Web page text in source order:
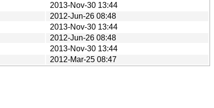
2013-Nov-30 13:44
2012-Jun-26 08:48
2013-Nov-30 13:44
2012-Jun-26 08:48
2013-Nov-30 13:44
2012-Mar-25 08:47